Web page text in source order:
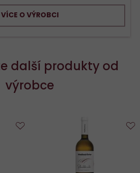
VÍCE O VÝROBCI
další produkty od
výrobce